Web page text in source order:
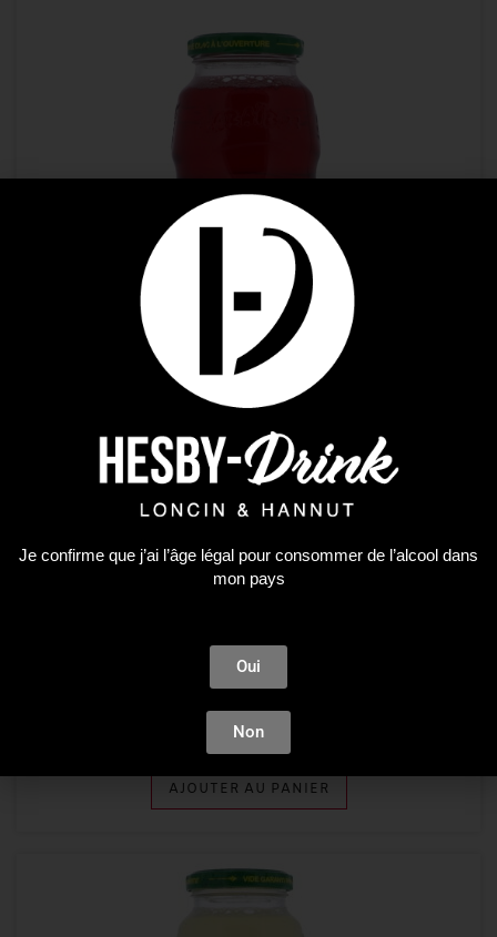
Soft
CARAIBOS CRANBERRY 1L
4,74€
AJOUTER AU PANIER
Je confirme que j’ai l’âge légal pour consommer de l’alcool dans
mon pays
Oui
Non